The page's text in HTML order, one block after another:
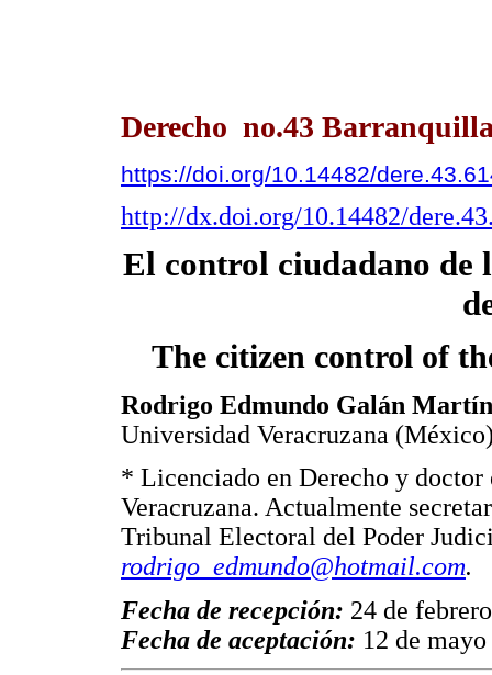
Derecho no.43
https://doi.org/10.14482/
http://dx.doi.org/10.14482/
El control ciudadano de
The citizen control of
Rodrigo Edmundo Galán
Universidad Veracruzana
* Licenciado en Derecho y
Veracruzana. Actualmente
Tribunal Electoral del Poder
rodrigo_edmundo@hotmail.com.
Fecha de recepción: 24 de
Fecha de aceptación: 12 de